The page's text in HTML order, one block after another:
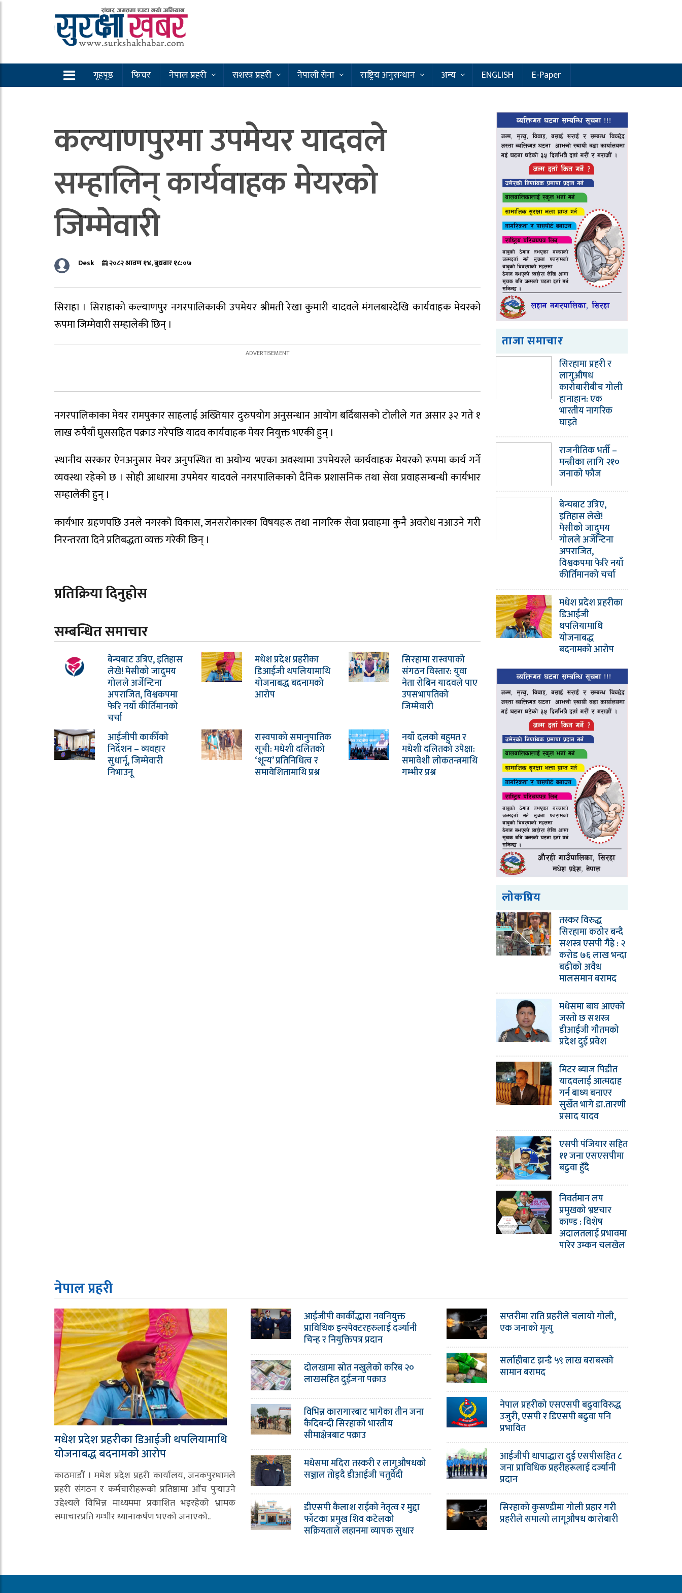
गृहपृष्ठ फिचर नेपाल प्रहरी सशस्त्र प्रहरी नेपाली सेना राष्ट्रिय अनुसन्धान अन्य ENGLISH E-Paper
कल्याणपुरमा उपमेयर यादवले
सम्हालिन् कार्यवाहक मेयरको
जिम्मेवारी
Desk २०८२ श्रावण १४, बुधबार १८:०७
सिराहा । सिराहाको कल्याणपुर नगरपालिकाकी उपमेयर श्रीमती रेखा कुमारी यादवले मंगलबारदेखि कार्यवाहक मेयरको
रूपमा जिम्मेवारी सम्हालेकी छिन् ।
नगरपालिकाका मेयर रामपुकार साहलाई अख्तियार दुरुपयोग अनुसन्धान आयोग बर्दिबासको टोलीले गत असार ३२ गते १
लाख रुपैयाँ घुससहित पक्राउ गरेपछि यादव कार्यवाहक मेयर नियुक्त भएकी हुन् ।
स्थानीय सरकार ऐनअनुसार मेयर अनुपस्थित वा अयोग्य भएका अवस्थामा उपमेयरले कार्यवाहक मेयरको रूपमा कार्य गर्ने
व्यवस्था रहेको छ । सोही आधारमा उपमेयर यादवले नगरपालिकाको दैनिक प्रशासनिक तथा सेवा प्रवाहसम्बन्धी कार्यभार
सम्हालेकी हुन् ।
कार्यभार ग्रहणपछि उनले नगरको विकास, जनसरोकारका विषयहरू तथा नागरिक सेवा प्रवाहमा कुनै अवरोध नआउने गरी
निरन्तरता दिने प्रतिबद्धता व्यक्त गरेकी छिन् ।
प्रतिक्रिया दिनुहोस
सम्बन्धित समाचार
बेन्चबाट उत्रिए, इतिहास
लेखे! मेसीको जादुमय
गोलले अर्जेन्टिना
अपराजित, विश्वकपमा
फेरि नयाँ कीर्तिमानको
चर्चा
मधेश प्रदेश प्रहरीका
डिआईजी थपलियामाथि
योजनाबद्ध बदनामको
आरोप
सिरहामा रास्वपाको
संगठन विस्तार: युवा
नेता रोबिन यादवले पाए
उपसभापतिको
जिम्मेवारी
आईजीपी कार्कीको
निर्देशन – व्यवहार
सुधार्नू, जिम्मेवारी
निभाउनू
रास्वपाको समानुपातिक
सूची: मधेशी दलितको
‘शून्य’ प्रतिनिधित्व र
समावेशितामाथि प्रश्न
नयाँ दलको बहुमत र
मधेशी दलितको उपेक्षा:
समावेशी लोकतन्त्रमाथि
गम्भीर प्रश्न
ताजा समाचार
सिरहामा प्रहरी र
लागुऔषध
कारोबारीबीच गोली
हानाहान: एक
भारतीय नागरिक
घाइते
राजनीतिक भर्ती –
मन्त्रीका लागि २१०
जनाको फौज
बेन्चबाट उत्रिए,
इतिहास लेखे!
मेसीको जादुमय
गोलले अर्जेन्टिना
अपराजित,
विश्वकपमा फेरि नयाँ
कीर्तिमानको चर्चा
मधेश प्रदेश प्रहरीका
डिआईजी
थपलियामाथि
योजनाबद्ध
बदनामको आरोप
लोकप्रिय
तस्कर विरुद्ध
सिरहामा कठोर बन्दै
सशस्त्र एसपी गैह्रे : २
करोड ७६ लाख भन्दा
बढीको अवैध
मालसमान बरामद
मधेसमा बाघ आएको
जस्तो छ सशस्त्र
डीआईजी गौतमको
प्रदेश दुई प्रवेश
मिटर ब्याज पिडीत
यादवलाई आत्मदाह
गर्न बाध्य बनाएर
सुर्खेत भागे डा.तारणी
प्रसाद यादव
एसपी पंजियार सहित
११ जना एसएसपीमा
बढुवा हुँदै
निवर्तमान लप
प्रमुखको भ्रष्टचार
काण्ड : विशेष
अदालतलाई प्रभावमा
पारेर उम्कन चलखेल
नेपाल प्रहरी
मधेश प्रदेश प्रहरीका डिआईजी थपलियामाथि
योजनाबद्ध बदनामको आरोप
काठमाडौं । मधेश प्रदेश प्रहरी कार्यालय, जनकपुरधामले
प्रहरी संगठन र कर्मचारीहरूको प्रतिष्ठामा आँच पुर्‍याउने
उद्देश्यले विभिन्न माध्यममा प्रकाशित भइरहेको भ्रामक
समाचारप्रति गम्भीर ध्यानाकर्षण भएको जनाएको..
आईजीपी कार्कीद्धारा नवनियुक्त
प्राविधिक इन्स्पेक्टरहरुलाई दर्ज्यानी
चिन्ह र नियुक्तिपत्र प्रदान
दोलखामा स्रोत नखुलेको करिब २०
लाखसहित दुईजना पक्राउ
विभिन्न कारागारबाट भागेका तीन जना
कैदिबन्दी सिरहाको भारतीय
सीमाक्षेत्रबाट पक्राउ
मधेसमा मदिरा तस्करी र लागुऔषधको
सञ्जाल तोड्दै डीआईजी चतुर्वेदी
डीएसपी कैलाश राईको नेतृत्व र मुद्दा
फाँटका प्रमुख शिव कटेलको
सक्रियताले लहानमा व्यापक सुधार
सप्तरीमा राति प्रहरीले चलायो गोली,
एक जनाको मृत्यु
सर्लाहीबाट झन्डै ५९ लाख बराबरको
सामान बरामद
नेपाल प्रहरीको एसएसपी बढुवाविरुद्ध
उजुरी, एसपी र डिएसपी बढुवा पनि
प्रभावित
आईजीपी थापाद्धारा दुई एसपीसहित ८
जना प्राविधिक प्रहरीहरूलाई दर्ज्यानी
प्रदान
सिरहाको कुसण्डीमा गोली प्रहार गरी
प्रहरीले समात्यो लागूऔषध कारोबारी